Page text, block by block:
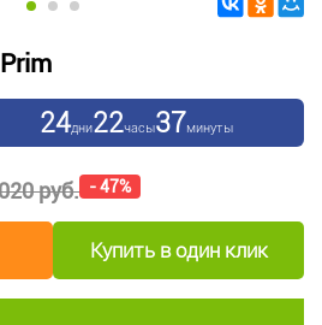
24дни22часы37минуты
руб. - 47%
Купить в один клик